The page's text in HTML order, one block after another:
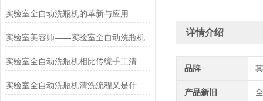
实验室全自动洗瓶机的革新与应用
实验室美容师——实验室全自动洗瓶机
实验室全自动洗瓶机相比传统手工清洗的优势是什么？
实验室全自动洗瓶机清洗流程又是什么样的呢
详情介绍
品牌
产品新旧